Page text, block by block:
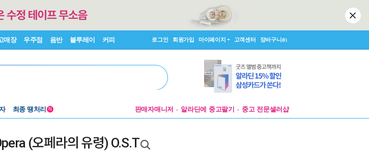
매장 우주점 음반 블루레이 커피 로그인 회원가입 마이페이지 고객센터 장바구니(0)
최종 땡처리 N 판매자매니저 알라딘에 중고팔기 중고 전문셀러샵
(오페라의 유령) O.S.T